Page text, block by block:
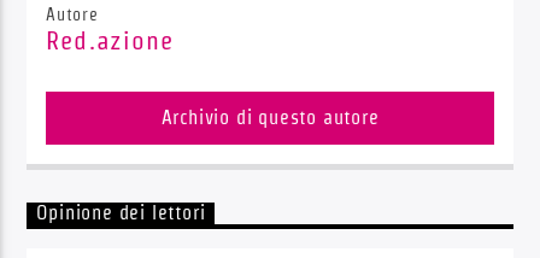
Autore
Red.azione
Archivio di questo autore
Opinione dei lettori